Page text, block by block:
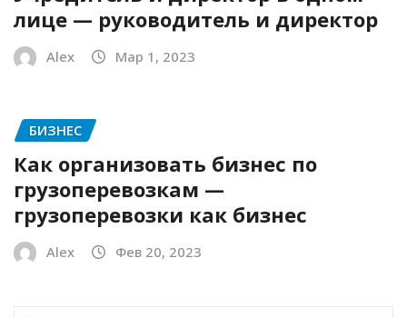
лице — руководитель и директор
Alex Мар 1, 2023
БИЗНЕС
Как организовать бизнес по
грузоперевозкам —
грузоперевозки как бизнес
Alex Фев 20, 2023